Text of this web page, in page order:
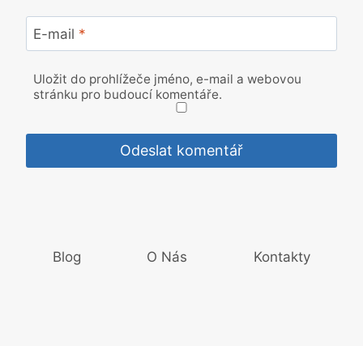
E-mail *
Uložit do prohlížeče jméno, e-mail a webovou
stránku pro budoucí komentáře.
Blog O Nás Kontakty